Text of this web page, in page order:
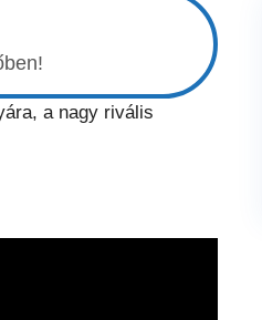
a nagy rivális